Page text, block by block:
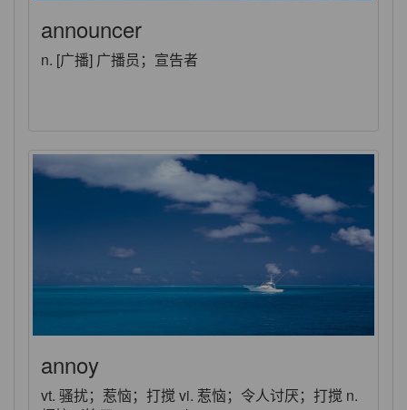
announcer
n. [广播] 广播员；宣告者
annoy
vt. 骚扰；惹恼；打搅 vi. 惹恼；令人讨厌；打搅 n.